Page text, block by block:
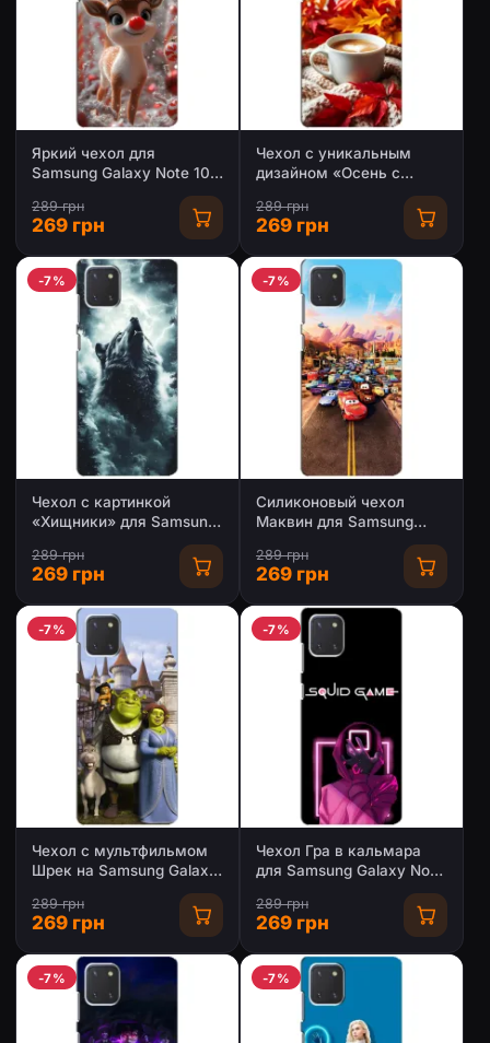
Яркий чехол для
Samsung Galaxy Note 10
Оленятами
289 грн
269 грн
Чехол с уникальным
дизайном «Осень с
Galaxy Note 10 Lite
289 грн
269 грн
-7%
Чехол с картинкой
«Хищники» для Samsung
289 грн
269 грн
-7%
Силиконовый чехол
Маквин для Samsung
289 грн
269 грн
-7%
Чехол с мультфильмом
Шрек на Samsung Galaxy
289 грн
269 грн
-7%
Чехол Гра в кальмара
для Samsung Galaxy Note
289 грн
269 грн
-7% -7%